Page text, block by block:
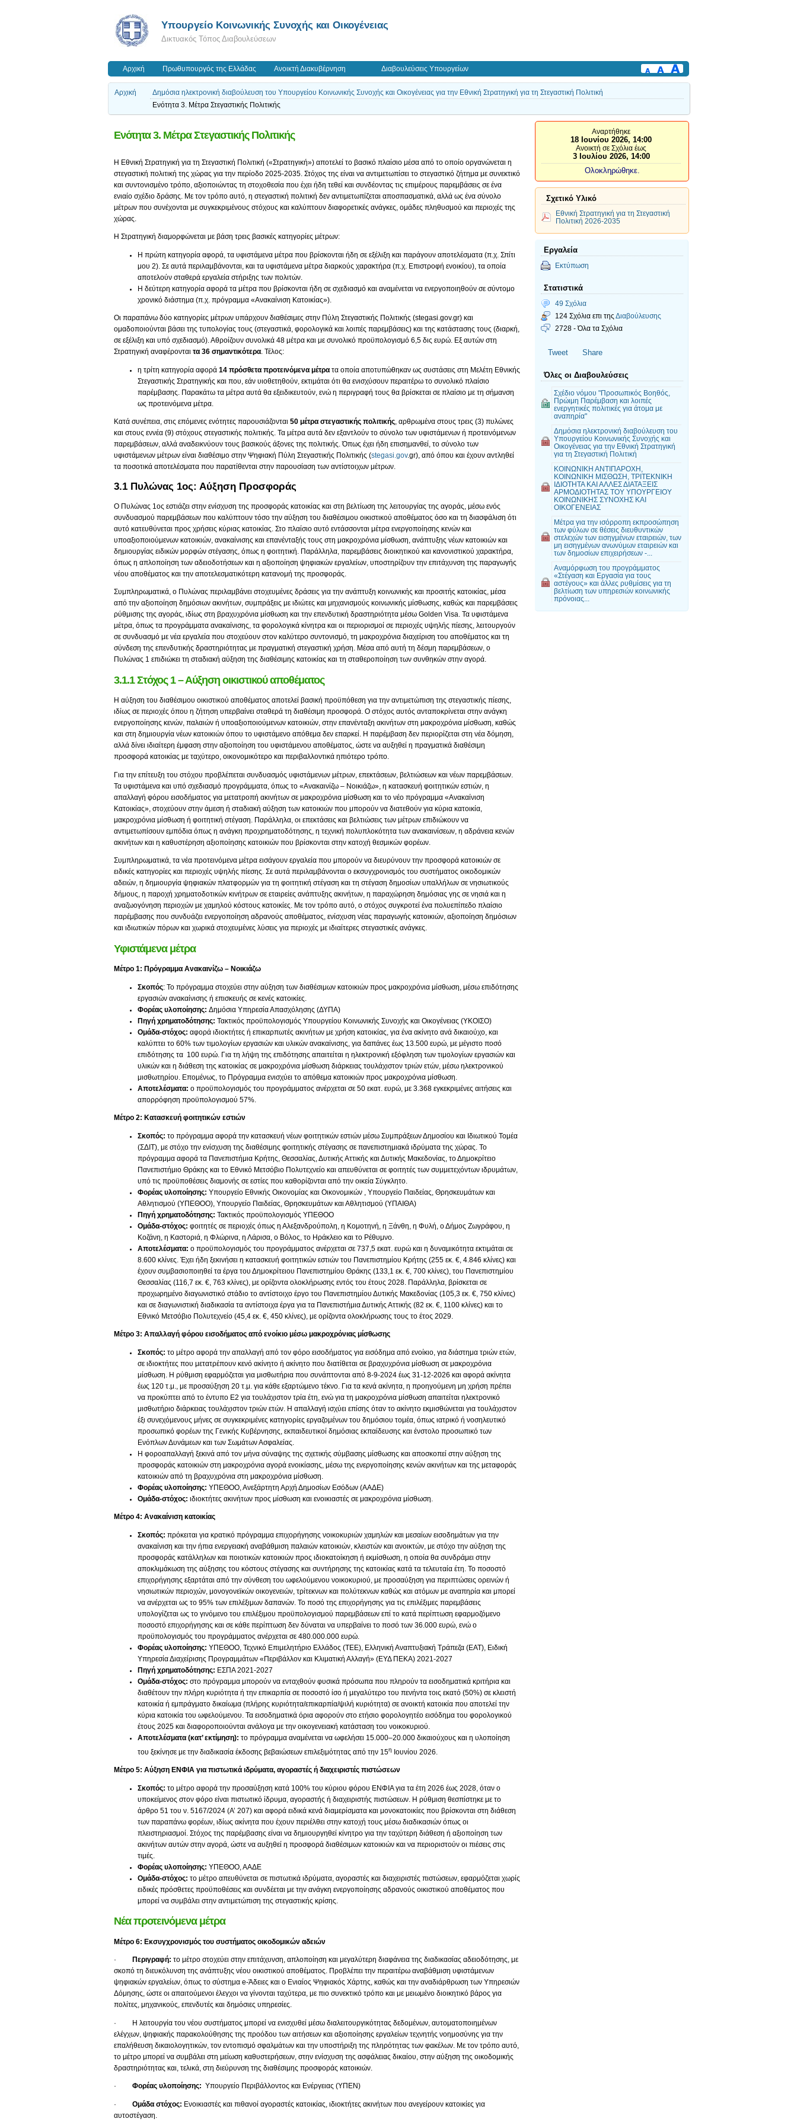
Υπουργείο Κοινωνικής Συνοχής και Οικογένειας
Δικτυακός Τόπος Διαβουλεύσεων
Αρχική Πρωθυπουργός της Ελλάδας Ανοικτή Διακυβέρνηση Διαβουλεύσεις Υπουργείων
Αρχική
Δημόσια ηλεκτρονική διαβούλευση του Υπουργείου Κοινωνικής Συνοχής και Οικογένειας για την Εθνική Στρατηγική για τη Στεγαστική Πολιτική
Ενότητα 3. Μέτρα Στεγαστικής Πολιτικής
Ενότητα 3. Μέτρα Στεγαστικής Πολιτικής
Η Εθνική Στρατηγική για τη Στεγαστική Πολιτική («Στρατηγική») αποτελεί το βασικό πλαίσιο μέσα από το οποίο οργανώνεται η
στεγαστική πολιτική της χώρας για την περίοδο 2025-2035. Στόχος της είναι να αντιμετωπίσει το στεγαστικό ζήτημα με συνεκτικό
και συντονισμένο τρόπο, αξιοποιώντας τη στοχοθεσία που έχει ήδη τεθεί και συνδέοντας τις επιμέρους παρεμβάσεις σε ένα
ενιαίο σχέδιο δράσης. Με τον τρόπο αυτό, η στεγαστική πολιτική δεν αντιμετωπίζεται αποσπασματικά, αλλά ως ένα σύνολο
μέτρων που συνέχονται με συγκεκριμένους στόχους και καλύπτουν διαφορετικές ανάγκες, ομάδες πληθυσμού και περιοχές της
χώρας.
Η Στρατηγική διαμορφώνεται με βάση τρεις βασικές κατηγορίες μέτρων:
Η πρώτη κατηγορία αφορά, τα υφιστάμενα μέτρα που βρίσκονται ήδη σε εξέλιξη και παράγουν αποτελέσματα (π.χ. Σπίτι
μου 2). Σε αυτά περιλαμβάνονται, και τα υφιστάμενα μέτρα διαρκούς χαρακτήρα (π.χ. Επιστροφή ενοικίου), τα οποία
αποτελούν σταθερά εργαλεία στήριξης των πολιτών.
Η δεύτερη κατηγορία αφορά τα μέτρα που βρίσκονται ήδη σε σχεδιασμό και αναμένεται να ενεργοποιηθούν σε σύντομο
χρονικό διάστημα (π.χ. πρόγραμμα «Ανακαίνιση Κατοικίας»).
Οι παραπάνω δύο κατηγορίες μέτρων υπάρχουν διαθέσιμες στην Πύλη Στεγαστικής Πολιτικής (stegasi.gov.gr) και
ομαδοποιούνται βάσει της τυπολογίας τους (στεγαστικά, φορολογικά και λοιπές παρεμβάσεις) και της κατάστασης τους (διαρκή,
σε εξέλιξη και υπό σχεδιασμό). Αθροίζουν συνολικά 48 μέτρα και με συνολικό προϋπολογισμό 6,5 δις ευρώ. Εξ αυτών στη
Στρατηγική αναφέρονται τα 36 σημαντικότερα . Τέλος:
η τρίτη κατηγορία αφορά 14 πρόσθετα προτεινόμενα μέτρα τα οποία αποτυπώθηκαν ως συστάσεις στη Μελέτη Εθνικής
Στεγαστικής Στρατηγικής και που, εάν υιοθετηθούν, εκτιμάται ότι θα ενισχύσουν περαιτέρω το συνολικό πλαίσιο
παρέμβασης. Παρακάτω τα μέτρα αυτά θα εξειδικευτούν, ενώ η περιγραφή τους θα βρίσκεται σε πλαίσιο με τη σήμανση
ως προτεινόμενα μέτρα.
Κατά συνέπεια, στις επόμενες ενότητες παρουσιάζονται 50 μέτρα στεγαστικής πολιτικής , αρθρωμένα στους τρεις (3) πυλώνες
και στους εννέα (9) στόχους στεγαστικής πολιτικής. Τα μέτρα αυτά δεν εξαντλούν το σύνολο των υφιστάμενων ή προτεινόμενων
παρεμβάσεων, αλλά αναδεικνύουν τους βασικούς άξονες της πολιτικής. Όπως έχει ήδη επισημανθεί, το σύνολο των
υφιστάμενων μέτρων είναι διαθέσιμο στην Ψηφιακή Πύλη Στεγαστικής Πολιτικής (stegasi.gov.gr), από όπου και έχουν αντληθεί
τα ποσοτικά αποτελέσματα που παρατίθενται στην παρουσίαση των αντίστοιχων μέτρων.
3.1 Πυλώνας 1ος: Αύξηση Προσφοράς
Ο Πυλώνας 1ος εστιάζει στην ενίσχυση της προσφοράς κατοικίας και στη βελτίωση της λειτουργίας της αγοράς, μέσω ενός
συνδυασμού παρεμβάσεων που καλύπτουν τόσο την αύξηση του διαθέσιμου οικιστικού αποθέματος όσο και τη διασφάλιση ότι
αυτό κατευθύνεται προς χρήσεις κύριας κατοικίας. Στο πλαίσιο αυτό εντάσσονται μέτρα ενεργοποίησης κενών και
υποαξιοποιούμενων κατοικιών, ανακαίνισης και επανένταξής τους στη μακροχρόνια μίσθωση, ανάπτυξης νέων κατοικιών και
δημιουργίας ειδικών μορφών στέγασης, όπως η φοιτητική. Παράλληλα, παρεμβάσεις διοικητικού και κανονιστικού χαρακτήρα,
όπως η απλοποίηση των αδειοδοτήσεων και η αξιοποίηση ψηφιακών εργαλείων, υποστηρίζουν την επιτάχυνση της παραγωγής
νέου αποθέματος και την αποτελεσματικότερη κατανομή της προσφοράς.
Συμπληρωματικά, ο Πυλώνας περιλαμβάνει στοχευμένες δράσεις για την ανάπτυξη κοινωνικής και προσιτής κατοικίας, μέσα
από την αξιοποίηση δημόσιων ακινήτων, συμπράξεις με ιδιώτες και μηχανισμούς κοινωνικής μίσθωσης, καθώς και παρεμβάσεις
ρύθμισης της αγοράς, ιδίως στη βραχυχρόνια μίσθωση και την επενδυτική δραστηριότητα μέσω Golden Visa. Τα υφιστάμενα
μέτρα, όπως τα προγράμματα ανακαίνισης, τα φορολογικά κίνητρα και οι περιορισμοί σε περιοχές υψηλής πίεσης, λειτουργούν
σε συνδυασμό με νέα εργαλεία που στοχεύουν στον καλύτερο συντονισμό, τη μακροχρόνια διαχείριση του αποθέματος και τη
σύνδεση της επενδυτικής δραστηριότητας με πραγματική στεγαστική χρήση. Μέσα από αυτή τη δέσμη παρεμβάσεων, ο
Πυλώνας 1 επιδιώκει τη σταδιακή αύξηση της διαθέσιμης κατοικίας και τη σταθεροποίηση των συνθηκών στην αγορά.
3.1.1 Στόχος 1 – Αύξηση οικιστικού αποθέματος
Η αύξηση του διαθέσιμου οικιστικού αποθέματος αποτελεί βασική προϋπόθεση για την αντιμετώπιση της στεγαστικής πίεσης,
ιδίως σε περιοχές όπου η ζήτηση υπερβαίνει σταθερά τη διαθέσιμη προσφορά. Ο στόχος αυτός ανταποκρίνεται στην ανάγκη
ενεργοποίησης κενών, παλαιών ή υποαξιοποιούμενων κατοικιών, στην επανένταξη ακινήτων στη μακροχρόνια μίσθωση, καθώς
και στη δημιουργία νέων κατοικιών όπου το υφιστάμενο απόθεμα δεν επαρκεί. Η παρέμβαση δεν περιορίζεται στη νέα δόμηση,
αλλά δίνει ιδιαίτερη έμφαση στην αξιοποίηση του υφιστάμενου αποθέματος, ώστε να αυξηθεί η πραγματικά διαθέσιμη
προσφορά κατοικίας με ταχύτερο, οικονομικότερο και περιβαλλοντικά ηπιότερο τρόπο.
Για την επίτευξη του στόχου προβλέπεται συνδυασμός υφιστάμενων μέτρων, επεκτάσεων, βελτιώσεων και νέων παρεμβάσεων.
Τα υφιστάμενα και υπό σχεδιασμό προγράμματα, όπως το «Ανακαινίζω – Νοικιάζω», η κατασκευή φοιτητικών εστιών, η
απαλλαγή φόρου εισοδήματος για μετατροπή ακινήτων σε μακροχρόνια μίσθωση και το νέο πρόγραμμα «Ανακαίνιση
Κατοικίας», στοχεύουν στην άμεση ή σταδιακή αύξηση των κατοικιών που μπορούν να διατεθούν για κύρια κατοικία,
μακροχρόνια μίσθωση ή φοιτητική στέγαση. Παράλληλα, οι επεκτάσεις και βελτιώσεις των μέτρων επιδιώκουν να
αντιμετωπίσουν εμπόδια όπως η ανάγκη προχρηματοδότησης, η τεχνική πολυπλοκότητα των ανακαινίσεων, η αδράνεια κενών
ακινήτων και η καθυστέρηση αξιοποίησης κατοικιών που βρίσκονται στην κατοχή θεσμικών φορέων.
Συμπληρωματικά, τα νέα προτεινόμενα μέτρα εισάγουν εργαλεία που μπορούν να διευρύνουν την προσφορά κατοικιών σε
ειδικές κατηγορίες και περιοχές υψηλής πίεσης. Σε αυτά περιλαμβάνονται ο εκσυγχρονισμός του συστήματος οικοδομικών
αδειών, η δημιουργία ψηφιακών πλατφορμών για τη φοιτητική στέγαση και τη στέγαση δημοσίων υπαλλήλων σε νησιωτικούς
δήμους, η παροχή χρηματοδοτικών κινήτρων σε εταιρείες ανάπτυξης ακινήτων, η παραχώρηση δημόσιας γης σε νησιά και η
αναζωογόνηση περιοχών με χαμηλού κόστους κατοικίες. Με τον τρόπο αυτό, ο στόχος συγκροτεί ένα πολυεπίπεδο πλαίσιο
παρέμβασης που συνδυάζει ενεργοποίηση αδρανούς αποθέματος, ενίσχυση νέας παραγωγής κατοικιών, αξιοποίηση δημόσιων
και ιδιωτικών πόρων και χωρικά στοχευμένες λύσεις για περιοχές με ιδιαίτερες στεγαστικές ανάγκες.
Υφιστάμενα μέτρα
Μέτρο 1: Πρόγραμμα Ανακαινίζω – Νοικιάζω
Σκοπός: Το πρόγραμμα στοχεύει στην αύξηση των διαθέσιμων κατοικιών προς μακροχρόνια μίσθωση, μέσω επιδότησης
εργασιών ανακαίνισης ή επισκευής σε κενές κατοικίες.
Φορέας υλοποίησης: Δημόσια Υπηρεσία Απασχόλησης (ΔΥΠΑ)
Πηγή χρηματοδότησης: Τακτικός προϋπολογισμός Υπουργείου Κοινωνικής Συνοχής και Οικογένειας (ΥΚΟΙΣΟ)
Ομάδα-στόχος: αφορά ιδιοκτήτες ή επικαρπωτές ακινήτων με χρήση κατοικίας, για ένα ακίνητο ανά δικαιούχο, και
καλύπτει το 60% των τιμολογίων εργασιών και υλικών ανακαίνισης, για δαπάνες έως 13.500 ευρώ, με μέγιστο ποσό
επιδότησης τα 100 ευρώ. Για τη λήψη της επιδότησης απαιτείται η ηλεκτρονική εξόφληση των τιμολογίων εργασιών και
υλικών και η διάθεση της κατοικίας σε μακροχρόνια μίσθωση διάρκειας τουλάχιστον τριών ετών, μέσω ηλεκτρονικού
μισθωτηρίου. Επομένως, το Πρόγραμμα ενισχύει το απόθεμα κατοικιών προς μακροχρόνια μίσθωση.
Αποτελέσματα: ο προϋπολογισμός του προγράμματος ανέρχεται σε 50 εκατ. ευρώ, με 3.368 εγκεκριμένες αιτήσεις και
απορρόφηση προϋπολογισμού 57%.
Μέτρο 2: Κατασκευή φοιτητικών εστιών
Σκοπός: το πρόγραμμα αφορά την κατασκευή νέων φοιτητικών εστιών μέσω Συμπράξεων Δημοσίου και Ιδιωτικού Τομέα
(ΣΔΙΤ), με στόχο την ενίσχυση της διαθέσιμης φοιτητικής στέγασης σε πανεπιστημιακά ιδρύματα της χώρας. Το
πρόγραμμα αφορά τα Πανεπιστήμια Κρήτης, Θεσσαλίας, Δυτικής Αττικής και Δυτικής Μακεδονίας, το Δημοκρίτειο
Πανεπιστήμιο Θράκης και το Εθνικό Μετσόβιο Πολυτεχνείο και απευθύνεται σε φοιτητές των συμμετεχόντων ιδρυμάτων,
υπό τις προϋποθέσεις διαμονής σε εστίες που καθορίζονται από την οικεία Σύγκλητο.
Φορέας υλοποίησης: Υπουργείο Εθνικής Οικονομίας και Οικονομικών , Υπουργείο Παιδείας, Θρησκευμάτων και
Αθλητισμού (ΥΠΕΘΟΟ), Υπουργείο Παιδείας, Θρησκευμάτων και Αθλητισμού (ΥΠΑΙΘΑ)
Πηγή χρηματοδότησης: Τακτικός προϋπολογισμός ΥΠΕΘΟΟ
Ομάδα-στόχος: φοιτητές σε περιοχές όπως η Αλεξανδρούπολη, η Κομοτηνή, η Ξάνθη, η Φυλή, ο Δήμος Ζωγράφου, η
Κοζάνη, η Καστοριά, η Φλώρινα, η Λάρισα, ο Βόλος, το Ηράκλειο και το Ρέθυμνο.
Αποτελέσματα: ο προϋπολογισμός του προγράμματος ανέρχεται σε 737,5 εκατ. ευρώ και η δυναμικότητα εκτιμάται σε
8.600 κλίνες. Έχει ήδη ξεκινήσει η κατασκευή φοιτητικών εστιών του Πανεπιστημίου Κρήτης (255 εκ. €, 4.846 κλίνες) και
έχουν συμβασιοποιηθεί τα έργα του Δημοκρίτειου Πανεπιστημίου Θράκης (133,1 εκ. €, 700 κλίνες), του Πανεπιστημίου
Θεσσαλίας (116,7 εκ. €, 763 κλίνες), με ορίζοντα ολοκλήρωσης εντός του έτους 2028. Παράλληλα, βρίσκεται σε
προχωρημένο διαγωνιστικό στάδιο το αντίστοιχο έργο του Πανεπιστημίου Δυτικής Μακεδονίας (105,3 εκ. €, 750 κλίνες)
και σε διαγωνιστική διαδικασία τα αντίστοιχα έργα για τα Πανεπιστήμια Δυτικής Αττικής (82 εκ. €, 1100 κλίνες) και το
Εθνικό Μετσόβιο Πολυτεχνείο (45,4 εκ. €, 450 κλίνες), με ορίζοντα ολοκλήρωσης τους το έτος 2029.
Μέτρο 3: Απαλλαγή φόρου εισοδήματος από ενοίκιο μέσω μακροχρόνιας μίσθωσης
Σκοπός: το μέτρο αφορά την απαλλαγή από τον φόρο εισοδήματος για εισόδημα από ενοίκιο, για διάστημα τριών ετών,
σε ιδιοκτήτες που μετατρέπουν κενό ακίνητο ή ακίνητο που διατίθεται σε βραχυχρόνια μίσθωση σε μακροχρόνια
μίσθωση. Η ρύθμιση εφαρμόζεται για μισθωτήρια που συνάπτονται από 8-9-2024 έως 31-12-2026 και αφορά ακίνητα
έως 120 τ.μ., με προσαύξηση 20 τ.μ. για κάθε εξαρτώμενο τέκνο. Για τα κενά ακίνητα, η προηγούμενη μη χρήση πρέπει
να προκύπτει από το έντυπο Ε2 για τουλάχιστον τρία έτη, ενώ για τη μακροχρόνια μίσθωση απαιτείται ηλεκτρονικό
μισθωτήριο διάρκειας τουλάχιστον τριών ετών. Η απαλλαγή ισχύει επίσης όταν το ακίνητο εκμισθώνεται για τουλάχιστον
έξι συνεχόμενους μήνες σε συγκεκριμένες κατηγορίες εργαζομένων του δημόσιου τομέα, όπως ιατρικό ή νοσηλευτικό
προσωπικό φορέων της Γενικής Κυβέρνησης, εκπαιδευτικοί δημόσιας εκπαίδευσης και ένστολο προσωπικό των
Ενόπλων Δυνάμεων και των Σωμάτων Ασφαλείας.
Η φοροαπαλλαγή ξεκινά από τον μήνα σύναψης της σχετικής σύμβασης μίσθωσης και αποσκοπεί στην αύξηση της
προσφοράς κατοικιών στη μακροχρόνια αγορά ενοικίασης, μέσω της ενεργοποίησης κενών ακινήτων και της μεταφοράς
κατοικιών από τη βραχυχρόνια στη μακροχρόνια μίσθωση.
Φορέας υλοποίησης: ΥΠΕΘΟΟ, Ανεξάρτητη Αρχή Δημοσίων Εσόδων (ΑΑΔΕ)
Ομάδα-στόχος: ιδιοκτήτες ακινήτων προς μίσθωση και ενοικιαστές σε μακροχρόνια μίσθωση.
Μέτρο 4: Ανακαίνιση κατοικίας
Σκοπός: πρόκειται για κρατικό πρόγραμμα επιχορήγησης νοικοκυριών χαμηλών και μεσαίων εισοδημάτων για την
ανακαίνιση και την ήπια ενεργειακή αναβάθμιση παλαιών κατοικιών, κλειστών και ανοικτών, με στόχο την αύξηση της
προσφοράς κατάλληλων και ποιοτικών κατοικιών προς ιδιοκατοίκηση ή εκμίσθωση, η οποία θα συνδράμει στην
αποκλιμάκωση της αύξησης του κόστους στέγασης και συντήρησης της κατοικίας κατά τα τελευταία έτη. Το ποσοστό
επιχορήγησης εξαρτάται από την σύνθεση του ωφελούμενου νοικοκυριού, με προσαύξηση για περιπτώσεις ορεινών ή
νησιωτικών περιοχών, μονογονεϊκών οικογενειών, τρίτεκνων και πολύτεκνων καθώς και ατόμων με αναπηρία και μπορεί
να ανέρχεται ως το 95% των επιλέξιμων δαπανών. Το ποσό της επιχορήγησης για τις επιλέξιμες παρεμβάσεις
υπολογίζεται ως το γινόμενο του επιλέξιμου προϋπολογισμού παρεμβάσεων επί το κατά περίπτωση εφαρμοζόμενο
ποσοστό επιχορήγησης και σε κάθε περίπτωση δεν δύναται να υπερβαίνει το ποσό των 36.000 ευρώ, ενώ ο
προϋπολογισμός του προγράμματος ανέρχεται σε 480.000.000 ευρώ.
Φορέας υλοποίησης: ΥΠΕΘΟΟ, Τεχνικό Επιμελητήριο Ελλάδος (ΤΕΕ), Ελληνική Αναπτυξιακή Τράπεζα (ΕΑΤ), Ειδική
Υπηρεσία Διαχείρισης Προγραμμάτων «Περιβάλλον και Κλιματική Αλλαγή» (ΕΥΔ ΠΕΚΑ) 2021-2027
Πηγή χρηματοδότησης: ΕΣΠΑ 2021-2027
Ομάδα-στόχος: στο πρόγραμμα μπορούν να ενταχθούν φυσικά πρόσωπα που πληρούν τα εισοδηματικά κριτήρια και
διαθέτουν την πλήρη κυριότητα ή την επικαρπία σε ποσοστό ίσο ή μεγαλύτερο του πενήντα τοις εκατό (50%) σε κλειστή
κατοικία ή εμπράγματο δικαίωμα (πλήρης κυριότητα/επικαρπία/ψιλή κυριότητα) σε ανοικτή κατοικία που αποτελεί την
κύρια κατοικία του ωφελούμενου. Τα εισοδηματικά όρια αφορούν στο ετήσιο φορολογητέο εισόδημα του φορολογικού
έτους 2025 και διαφοροποιούνται ανάλογα με την οικογενειακή κατάσταση του νοικοκυριού.
Αποτελέσματα (κατ’ εκτίμηση): το πρόγραμμα αναμένεται να ωφελήσει 15.000–20.000 δικαιούχους και η υλοποίηση
του ξεκίνησε με την διαδικασία έκδοσης βεβαιώσεων επιλεξιμότητας από την 15η Ιουνίου 2026.
Μέτρο 5: Αύξηση ΕΝΦΙΑ για πιστωτικά ιδρύματα, αγοραστές ή διαχειριστές πιστώσεων
Σκοπός: το μέτρο αφορά την προσαύξηση κατά 100% του κύριου φόρου ΕΝΦΙΑ για τα έτη 2026 έως 2028, όταν ο
υποκείμενος στον φόρο είναι πιστωτικό ίδρυμα, αγοραστής ή διαχειριστής πιστώσεων. Η ρύθμιση θεσπίστηκε με το
άρθρο 51 του ν. 5167/2024 (Α’ 207) και αφορά ειδικά κενά διαμερίσματα και μονοκατοικίες που βρίσκονται στη διάθεση
των παραπάνω φορέων, ιδίως ακίνητα που έχουν περιέλθει στην κατοχή τους μέσω διαδικασιών όπως οι
πλειστηριασμοί. Στόχος της παρέμβασης είναι να δημιουργηθεί κίνητρο για την ταχύτερη διάθεση ή αξιοποίηση των
ακινήτων αυτών στην αγορά, ώστε να αυξηθεί η προσφορά διαθέσιμων κατοικιών και να περιοριστούν οι πιέσεις στις
τιμές.
Φορέας υλοποίησης: ΥΠΕΘΟΟ, ΑΑΔΕ
Ομάδα-στόχος: το μέτρο απευθύνεται σε πιστωτικά ιδρύματα, αγοραστές και διαχειριστές πιστώσεων, εφαρμόζεται χωρίς
ειδικές πρόσθετες προϋποθέσεις και συνδέεται με την ανάγκη ενεργοποίησης αδρανούς οικιστικού αποθέματος που
μπορεί να συμβάλει στην αντιμετώπιση της στεγαστικής κρίσης.
Νέα προτεινόμενα μέτρα
Μέτρο 6: Εκσυγχρονισμός του συστήματος οικοδομικών αδειών
· Περιγραφή: το μέτρο στοχεύει στην επιτάχυνση, απλοποίηση και μεγαλύτερη διαφάνεια της διαδικασίας αδειοδότησης, με
σκοπό τη διευκόλυνση της ανάπτυξης νέου οικιστικού αποθέματος. Προβλέπει την περαιτέρω αναβάθμιση υφιστάμενων
ψηφιακών εργαλείων, όπως το σύστημα e-Άδειες και ο Ενιαίος Ψηφιακός Χάρτης, καθώς και την αναδιάρθρωση των Υπηρεσιών
Δόμησης, ώστε οι απαιτούμενοι έλεγχοι να γίνονται ταχύτερα, με πιο συνεκτικό τρόπο και με μειωμένο διοικητικό βάρος για
πολίτες, μηχανικούς, επενδυτές και δημόσιες υπηρεσίες.
· Η λειτουργία του νέου συστήματος μπορεί να ενισχυθεί μέσω διαλειτουργικότητας δεδομένων, αυτοματοποιημένων
ελέγχων, ψηφιακής παρακολούθησης της προόδου των αιτήσεων και αξιοποίησης εργαλείων τεχνητής νοημοσύνης για την
επαλήθευση δικαιολογητικών, τον εντοπισμό σφαλμάτων και την υποστήριξη της πληρότητας των φακέλων. Με τον τρόπο αυτό,
το μέτρο μπορεί να συμβάλει στη μείωση καθυστερήσεων, στην ενίσχυση της ασφάλειας δικαίου, στην αύξηση της οικοδομικής
δραστηριότητας και, τελικά, στη διεύρυνση της διαθέσιμης προσφοράς κατοικιών.
· Φορέας υλοποίησης: Υπουργείο Περιβάλλοντος και Ενέργειας (ΥΠΕΝ)
· Ομάδα στόχος: Ενοικιαστές και πιθανοί αγοραστές κατοικίας, ιδιοκτήτες ακινήτων που ανεγείρουν κατοικίες για
αυτοστέγαση.
Αναρτήθηκε
18 Ιουνίου 2026, 14:00
Ανοικτή σε Σχόλια έως
3 Ιουλίου 2026, 14:00
Ολοκληρώθηκε.
Σχετικό Υλικό
Εθνική Στρατηγική για τη Στεγαστική
Πολιτική 2026-2035
Εργαλεία
Εκτύπωση
Στατιστικά
49 Σχόλια
124 Σχόλια επι της Διαβούλευσης
2728 - Όλα τα Σχόλια
Tweet Share
Όλες οι Διαβουλεύσεις
Σχέδιο νόμου "Προσωπικός Βοηθός,
Πρώιμη Παρέμβαση και λοιπές
ενεργητικές πολιτικές για άτομα με
αναπηρία"
Δημόσια ηλεκτρονική διαβούλευση του
Υπουργείου Κοινωνικής Συνοχής και
Οικογένειας για την Εθνική Στρατηγική
για τη Στεγαστική Πολιτική
ΚΟΙΝΩΝΙΚΗ ΑΝΤΙΠΑΡΟΧΗ,
ΚΟΙΝΩΝΙΚΗ ΜΙΣΘΩΣΗ, ΤΡΙΤΕΚΝΙΚΗ
ΙΔΙΟΤΗΤΑ ΚΑΙ ΑΛΛΕΣ ΔΙΑΤΑΞΕΙΣ
ΑΡΜΟΔΙΟΤΗΤΑΣ ΤΟΥ ΥΠΟΥΡΓΕΙΟΥ
ΚΟΙΝΩΝΙΚΗΣ ΣΥΝΟΧΗΣ ΚΑΙ
ΟΙΚΟΓΕΝΕΙΑΣ
Μέτρα για την ισόρροπη εκπροσώπηση
των φύλων σε θέσεις διευθυντικών
στελεχών των εισηγμένων εταιρειών, των
μη εισηγμένων ανωνύμων εταιρειών και
των δημοσίων επιχειρήσεων -...
Αναμόρφωση του προγράμματος
«Στέγαση και Εργασία για τους
αστέγους» και άλλες ρυθμίσεις για τη
βελτίωση των υπηρεσιών κοινωνικής
πρόνοιας...